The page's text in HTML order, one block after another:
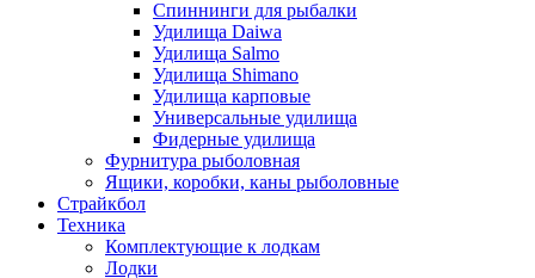
Спиннинги для рыбалки
Удилища Daiwa
Удилища Salmo
Удилища Shimano
Удилища карповые
Универсальные удилища
Фидерные удилища
Фурнитура рыболовная
Ящики, коробки, каны рыболовные
Страйкбол
Техника
Комплектующие к лодкам
Лодки